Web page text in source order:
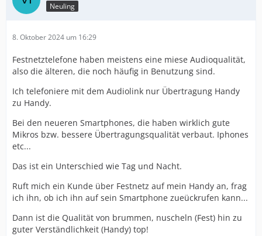
Neuling
8. Oktober 2024 um 16:29
Festnetztelefone haben meistens eine miese Audioqualität,
also die älteren, die noch häufig in Benutzung sind.
Ich telefoniere mit dem Audiolink nur Übertragung Handy
zu Handy.
Bei den neueren Smartphones, die haben wirklich gute
Mikros bzw. bessere Übertragungsqualität verbaut. Iphones
etc...
Das ist ein Unterschied wie Tag und Nacht.
Ruft mich ein Kunde über Festnetz auf mein Handy an, frag
ich ihn, ob ich ihn auf sein Smartphone zueückrufen kann...
Dann ist die Qualität von brummen, nuscheln (Fest) hin zu
guter Verständlichkeit (Handy) top!